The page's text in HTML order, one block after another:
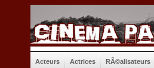
Acteurs Actrices RÃ©alisateurs